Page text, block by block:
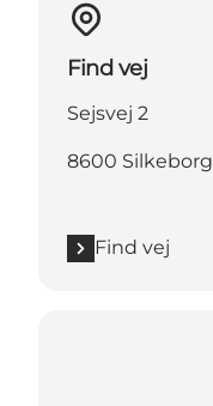
Find vej
Sejsvej 2
8600 Silkeborg
Find vej